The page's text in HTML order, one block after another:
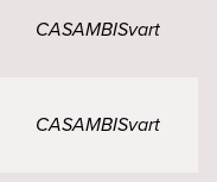
CASAMBISvart
CASAMBISvart